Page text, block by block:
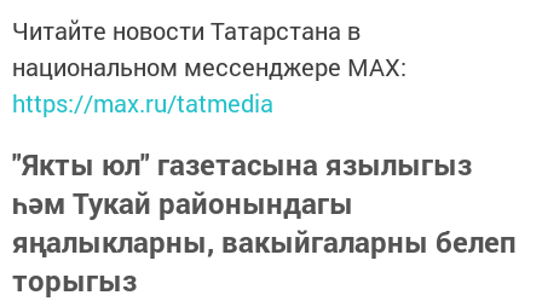
Читайте новости Татарстана в
национальном мессенджере MАХ:
https://max.ru/tatmedia
"Якты юл" газетасына язылыгыз
һәм Тукай районындагы
яңалыкларны, вакыйгаларны белеп
торыгыз